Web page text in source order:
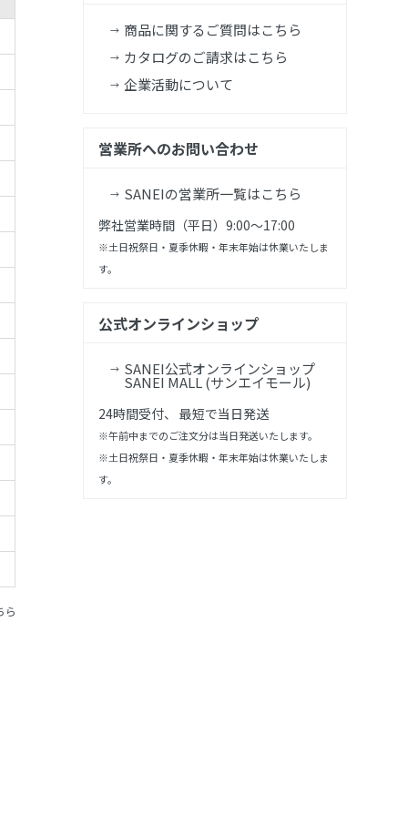
ら
商品に関するご質問はこちら
カタログのご請求はこちら
企業活動について
営業所へのお問い合わせ
SANEIの営業所一覧はこちら
弊社営業時間（平日）9:00～17:00
※土日祝祭日・夏季休暇・年末年始は休業いたしま
す。
公式オンラインショップ
SANEI公式オンラインショップ
SANEI MALL (サンエイモール)
24時間受付、 最短で当日発送
※午前中までのご注文分は当日発送いたします。
※土日祝祭日・夏季休暇・年末年始は休業いたしま
す。